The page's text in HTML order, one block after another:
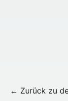
← Zurück zu